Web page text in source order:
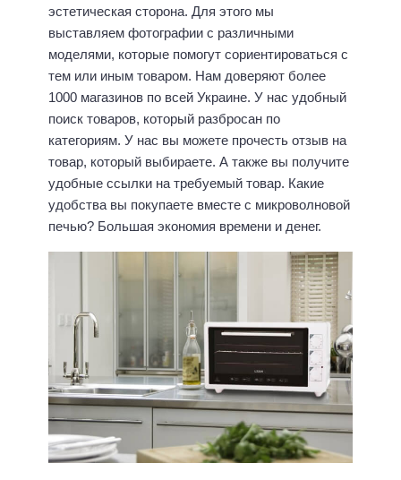
эстетическая сторона. Для этого мы
выставляем фотографии с различными
моделями, которые помогут сориентироваться с
тем или иным товаром. Нам доверяют более
1000 магазинов по всей Украине. У нас удобный
поиск товаров, который разбросан по
категориям. У нас вы можете прочесть отзыв на
товар, который выбираете. А также вы получите
удобные ссылки на требуемый товар. Какие
удобства вы покупаете вместе с микроволновой
печью? Большая экономия времени и денег.